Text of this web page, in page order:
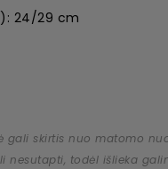
24/29 cm
gali skirtis nuo matomo
nesutapti, todėl išlieka